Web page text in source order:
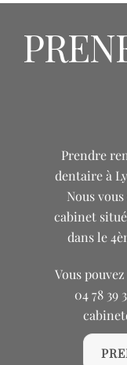
Prendre
dentaire à
Nous
cabinet
dans le
Vous
04 78 39